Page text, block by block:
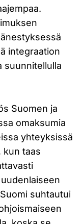
integraation
suunnitellulla
Suomen ja
omaksumia
yhteyksissä
kun taas
suhtautui